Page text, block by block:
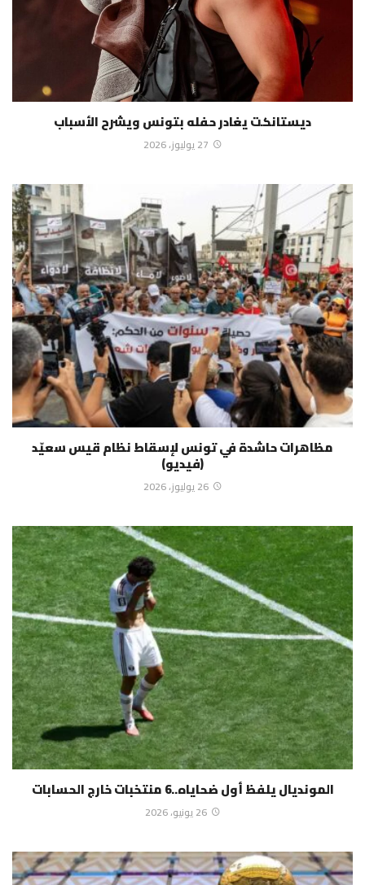
ديستانكت يغادر حفله بتونس ويشرح الأسباب
27 يوليوز، 2026
مظاهرات حاشدة في تونس لإسقاط نظام قيس سعيّد
(فيديو)
26 يوليوز، 2026
المونديال يلفظ أول ضحاياه..6 منتخبات خارج الحسابات
26 يونيو، 2026